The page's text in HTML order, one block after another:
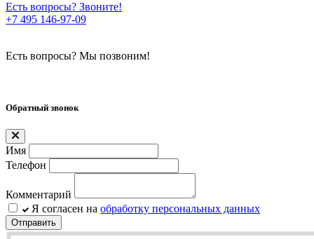
Есть вопросы? Звоните!
+7 495 146-97-09
Есть вопросы? Мы позвоним!
Обратный звонок
Имя
Телефон
Комментарий
Я согласен на обработку персональных данных
Отправить